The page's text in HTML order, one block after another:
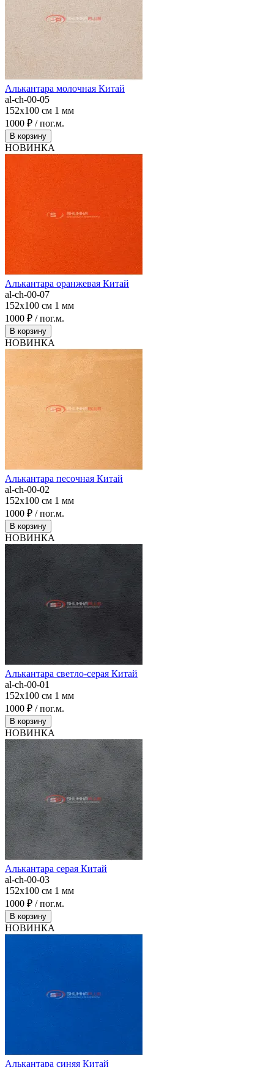
Алькантара молочная Китай
al-ch-00-05
152x100 см 1 мм
1000 ₽ / пог.м.
В корзину
НОВИНКА
Алькантара оранжевая Китай
al-ch-00-07
152x100 см 1 мм
1000 ₽ / пог.м.
В корзину
НОВИНКА
Алькантара песочная Китай
al-ch-00-02
152x100 см 1 мм
1000 ₽ / пог.м.
В корзину
НОВИНКА
Алькантара светло-серая Китай
al-ch-00-01
152x100 см 1 мм
1000 ₽ / пог.м.
В корзину
НОВИНКА
Алькантара серая Китай
al-ch-00-03
152x100 см 1 мм
1000 ₽ / пог.м.
В корзину
НОВИНКА
Алькантара синяя Китай